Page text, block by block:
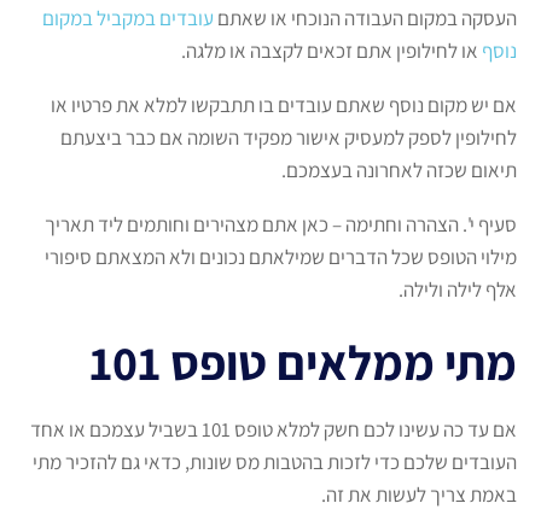
העסקה במקום העבודה הנוכחי או שאתם עובדים במקביל במקום
נוסף או לחילופין אתם זכאים לקצבה או מלגה.
אם יש מקום נוסף שאתם עובדים בו תתבקשו למלא את פרטיו או
לחילופין לספק למעסיק אישור מפקיד השומה אם כבר ביצעתם
תיאום שכזה לאחרונה בעצמכם.
סעיף י'. הצהרה וחתימה – כאן אתם מצהירים וחותמים ליד תאריך
מילוי הטופס שכל הדברים שמילאתם נכונים ולא המצאתם סיפורי
אלף לילה ולילה.
מתי ממלאים טופס 101
אם עד כה עשינו לכם חשק למלא טופס 101 בשביל עצמכם או אחד
העובדים שלכם כדי לזכות בהטבות מס שונות, כדאי גם להזכיר מתי
באמת צריך לעשות את זה.